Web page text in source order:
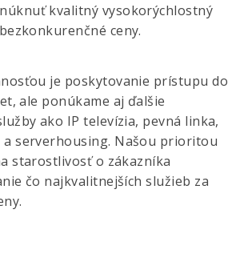
kvalitný vysokorýchlostný
ceny.
je poskytovanie prístupu do
ale ponúkame aj ďalšie
ako IP televízia, pevná linka,
serverhousing. Našou prioritou
starostlivosť o zákazníka
čo najkvalitnejších služieb za